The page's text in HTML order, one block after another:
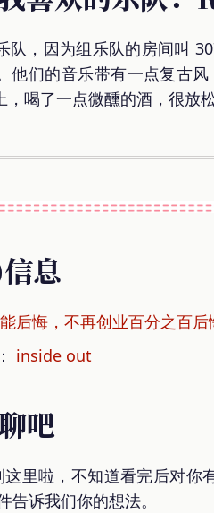
队，因为组乐队的房间叫
他们的音乐带有一点复古
喝了一点微醺的酒，很放
息
后悔，不再创业百分之百后
inside out
吧
里啦，不知道看完后对你
告诉我们你的想法。